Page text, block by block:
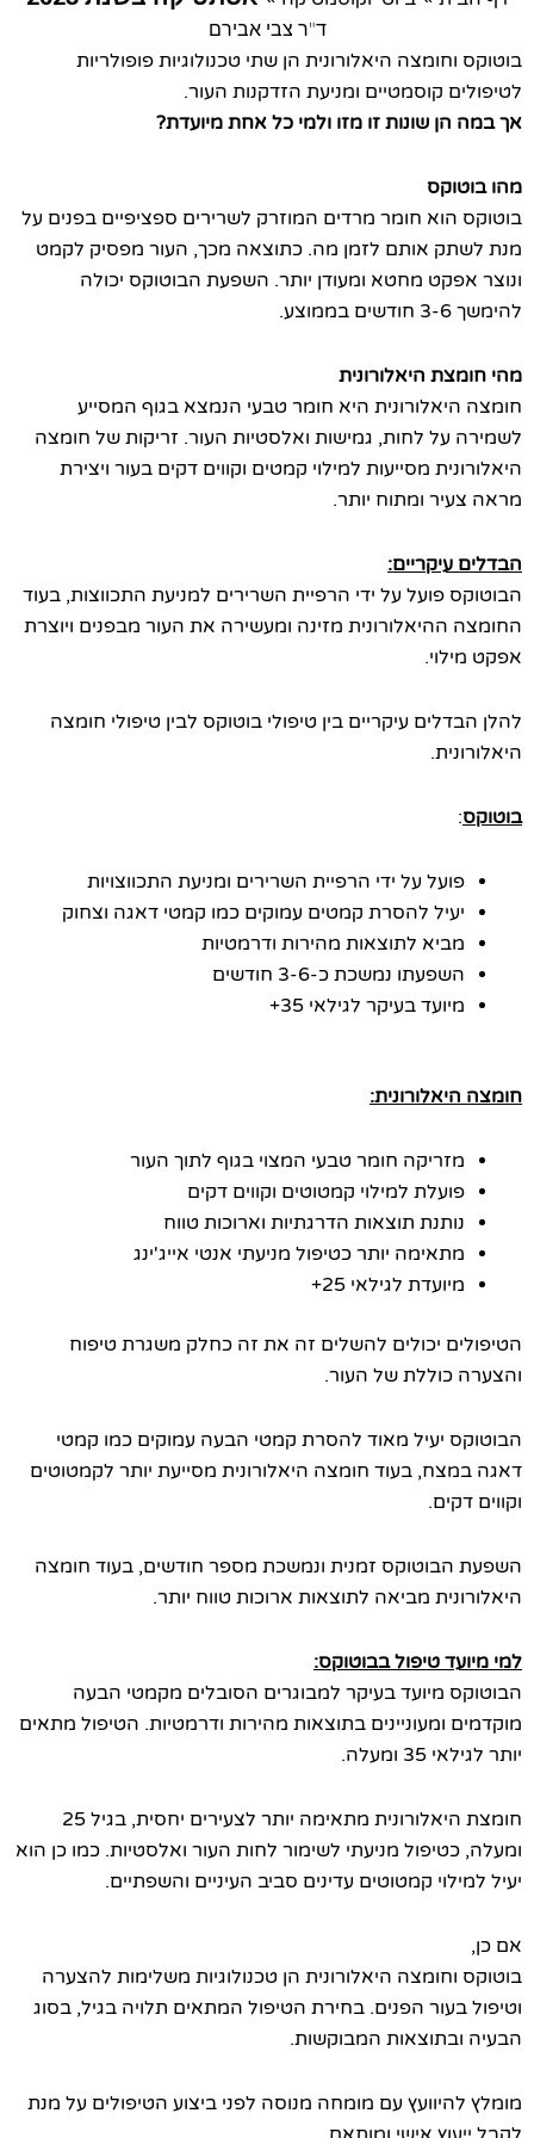
ד"ר צבי אבירם
היאלורונית הן שתי טכנולוגיות פופולריות
קוסמטיים ומניעת הזדקנות העור.
שונות זו מזו ולמי כל אחת מיועדת?
חומר מרדים המוזרק לשרירים ספציפיים בפנים על
אותם לזמן מה. כתוצאה מכך, העור מפסיק לקמט
מחטא ומעודן יותר. השפעת הבוטוקס יכולה
היאלורונית
היא חומר טבעי הנמצא בגוף המסייע
לחות, גמישות ואלסטיות העור. זריקות של חומצה
מסייעות למילוי קמטים וקווים דקים בעור ויצירת
ומתוח יותר.
על ידי הרפיית השרירים למניעת התכווצות, בעוד
מזינה ומעשירה את העור מבפנים ויוצרת
עיקריים בין טיפולי בוטוקס לבין טיפולי חומצה
על ידי הרפיית השרירים ומניעת התכווצויות
להסרת קמטים עמוקים כמו קמטי דאגה וצחוק
לתוצאות מהירות ודרמטיות
נמשכת כ-3-6 חודשים
בעיקר לגילאי 35+‏
חומר טבעי המצוי בגוף לתוך העור
למילוי קמטוטים וקווים דקים
תוצאות הדרגתיות וארוכות טווח
יותר כטיפול מניעתי אנטי אייג'ינג
לגילאי 25+‏
יכולים להשלים זה את זה כחלק משגרת טיפוח
של העור.
יעיל מאוד להסרת קמטי הבעה עמוקים כמו קמטי
בעוד חומצה היאלורונית מסייעת יותר לקמטוטים
זמנית ונמשכת מספר חודשים, בעוד חומצה
מביאה לתוצאות ארוכות טווח יותר.
טיפול בבוטוקס:
מיועד בעיקר למבוגרים הסובלים מקמטי הבעה
בתוצאות מהירות ודרמטיות. הטיפול מתאים
חומצת היאלורונית מתאימה יותר לצעירים יחסית, בגיל 25
מניעתי לשימור לחות העור ואלסטיות. כמו כן הוא
קמטוטים עדינים סביב העיניים והשפתיים.
היאלורונית הן טכנולוגיות משלימות להצערה
הפנים. בחירת הטיפול המתאים תלויה בגיל, בסוג
המבוקשות.
עם מומחה מנוסה לפני ביצוע הטיפולים על מנת